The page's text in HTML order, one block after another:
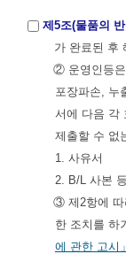
제5조(물품의
가 완료된 후
② 운영인등은
포장파손, 누
서에 다음 각
제출할 수 없
1. 사유서
2. B/L 사본
③ 제2항에 따
한 조치를 하
에 관한 고시